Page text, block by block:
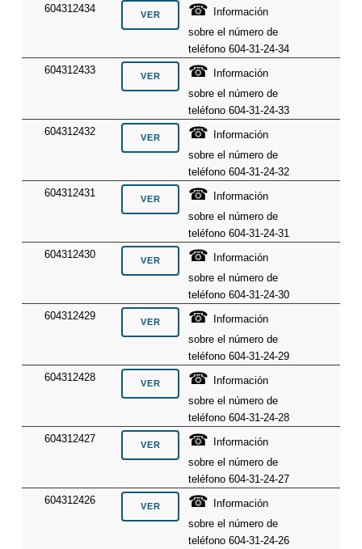
604312434
☎
Información
sobre el número de
teléfono 604-31-24-34
604312433
☎
Información
sobre el número de
teléfono 604-31-24-33
604312432
☎
Información
sobre el número de
teléfono 604-31-24-32
604312431
☎
Información
sobre el número de
teléfono 604-31-24-31
604312430
☎
Información
sobre el número de
teléfono 604-31-24-30
604312429
☎
Información
sobre el número de
teléfono 604-31-24-29
604312428
☎
Información
sobre el número de
teléfono 604-31-24-28
604312427
☎
Información
sobre el número de
teléfono 604-31-24-27
604312426
☎
Información
sobre el número de
teléfono 604-31-24-26